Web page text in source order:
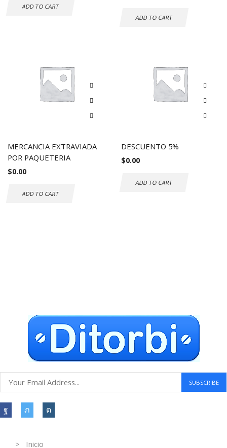
ADD TO CART
ADD TO CART
MERCANCIA EXTRAVIADA
POR PAQUETERIA
$0.00
ADD TO CART
DESCUENTO 5%
$0.00
ADD TO CART
> Inicio